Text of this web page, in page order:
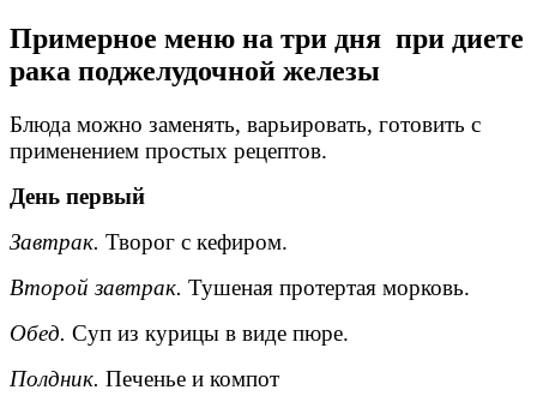
Примерное меню на три дня при диете
рака поджелудочной железы
Блюда можно заменять, варьировать, готовить с
применением простых рецептов.
День первый
Завтрак. Творог с кефиром.
Второй завтрак. Тушеная протертая морковь.
Обед. Суп из курицы в виде пюре.
Полдник. Печенье и компот